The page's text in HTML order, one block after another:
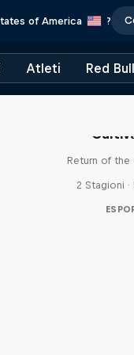
of America ?
Atleti Red
Return of the
2 Stagioni